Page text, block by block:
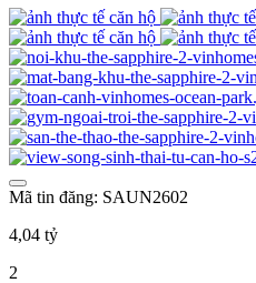
Mã tin đăng: SAUN2602
4,04 tỷ
2